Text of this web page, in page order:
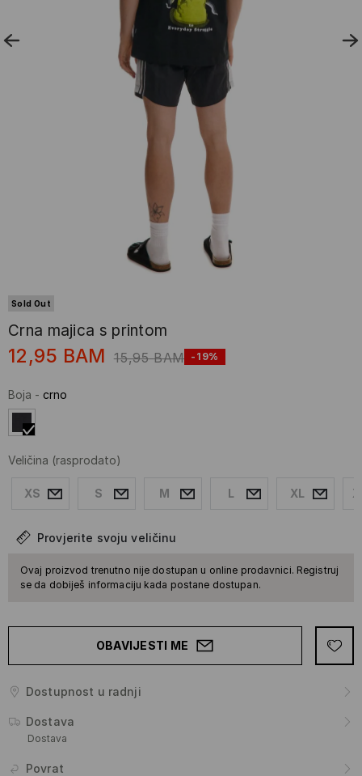
Sold Out
Crna majica s printom
12,95 BAM 15,95 BAM -19%
Boja - crno
Veličina (rasprodato)
XS S M L XL
Provjerite svoju veličinu
Ovaj proizvod trenutno nije dostupan u online prodavnici. Registruj
se da dobiješ informaciju kada postane dostupan.
OBAVIJESTI ME
Dostupnost u radnji
Dostava
Dostava
Povrat